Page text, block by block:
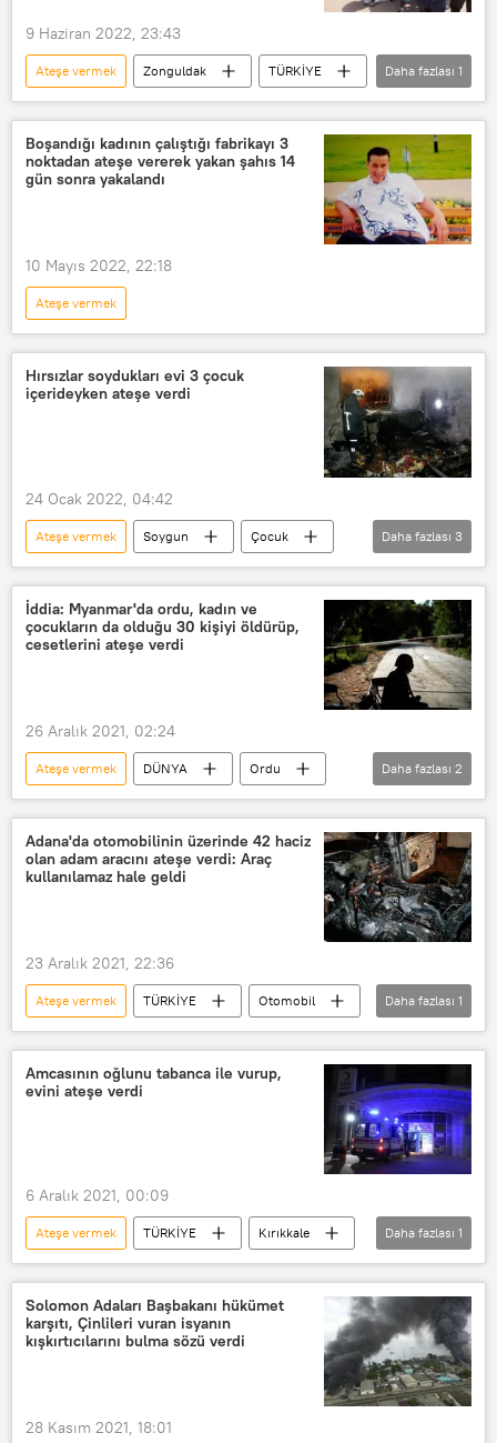
9 Haziran 2022, 23:43
Ateşe vermek Zonguldak
TÜRKİYE
Kendini yakma eylemi
Daha fazlası 1
Boşandığı kadının çalıştığı fabrikayı 3
noktadan ateşe vererek yakan şahıs 14
gün sonra yakalandı
10 Mayıs 2022, 22:18
Ateşe vermek
Hırsızlar soydukları evi 3 çocuk
içerideyken ateşe verdi
24 Ocak 2022, 04:42
Ateşe vermek Soygun
Çocuk
Kundaklama
TÜRKİYE
Adana
Daha fazlası 3
İddia: Myanmar'da ordu, kadın ve
çocukların da olduğu 30 kişiyi öldürüp,
cesetlerini ateşe verdi
26 Aralık 2021, 02:24
Ateşe vermek DÜNYA
Ordu
Myanmar
Öldürme
Daha fazlası 2
Adana'da otomobilinin üzerinde 42 haciz
olan adam aracını ateşe verdi: Araç
kullanılamaz hale geldi
23 Aralık 2021, 22:36
Ateşe vermek TÜRKİYE
Otomobil
Haciz
Daha fazlası 1
Amcasının oğlunu tabanca ile vurup,
evini ateşe verdi
6 Aralık 2021, 00:09
Ateşe vermek TÜRKİYE
Kırıkkale
Tabanca
Daha fazlası 1
Solomon Adaları Başbakanı hükümet
karşıtı, Çinlileri vuran isyanın
kışkırtıcılarını bulma sözü verdi
28 Kasım 2021, 18:01